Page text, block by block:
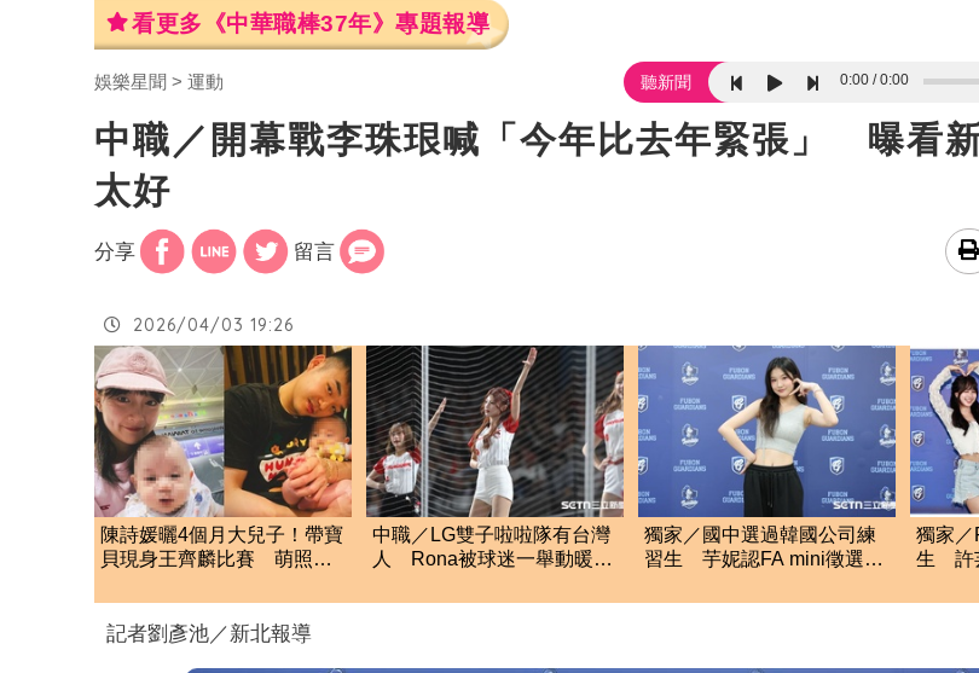
看更多《中華職棒37年》專題報導
娛樂星聞 運動 聽新聞 0:00 0:00
中職／開幕戰李珠珢喊「今年比去年緊張」 曝看
太好
分享 留言
2026/04/03 19:26
陳詩媛曬4個月大兒子！帶寶
貝現身王齊麟比賽 萌照曝
中職／LG雙子啦啦隊有台灣
人 Rona被球迷一舉動暖
獨家／國中選過韓國公司練
習生 芋妮認FA mini徵選殘
獨家／
生 許
記者劉彥池／新北報導